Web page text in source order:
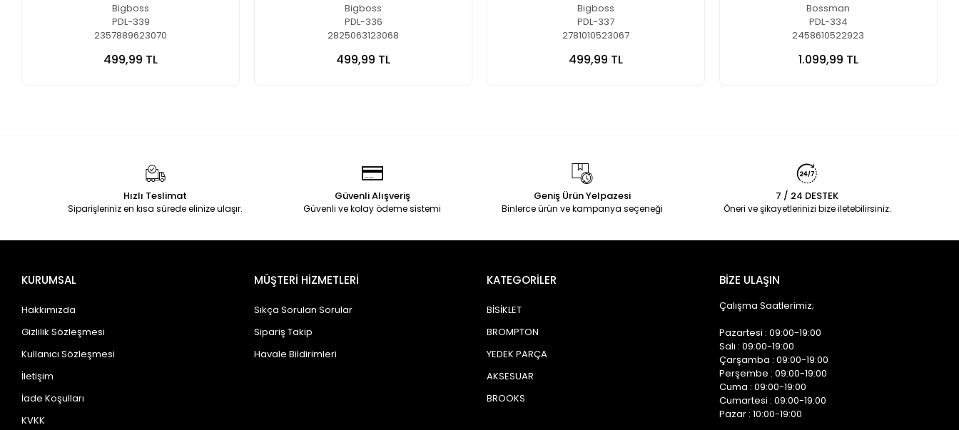
Bigboss
PDL-339
2357889623070
499,99 TL
Bigboss
PDL-336
2825063123068
499,99 TL
Bigboss
PDL-337
2781010523067
499,99 TL
Bossman
PDL-334
2458610522923
1.099,99 TL
Hızlı Teslimat
Siparişleriniz en kısa sürede elinize ulaşır.
Güvenli Alışveriş
Güvenli ve kolay ödeme sistemi
Geniş Ürün Yelpazesi
Binlerce ürün ve kampanya seçeneği
7 / 24 DESTEK
Öneri ve şikayetlerinizi bize iletebilirsiniz.
KURUMSAL
Hakkımızda
Gizlilik Sözleşmesi
Kullanıcı Sözleşmesi
İletişim
İade Koşulları
KVKK
MÜŞTERİ HİZMETLERİ
Sıkça Sorulan Sorular
Sipariş Takip
Havale Bildirimleri
KATEGORİLER
BİSİKLET
BROMPTON
YEDEK PARÇA
AKSESUAR
BROOKS
BİZE ULAŞIN
Çalışma Saatlerimiz;
Pazartesi : 09:00-19:00
Salı : 09:00-19:00
Çarşamba : 09:00-19:00
Perşembe : 09:00-19:00
Cuma : 09:00-19:00
Cumartesi : 09:00-19:00
Pazar : 10:00-19:00